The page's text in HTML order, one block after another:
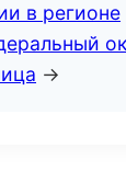
в регионе
→